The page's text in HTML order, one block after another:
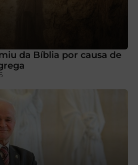
da Bíblia por causa de